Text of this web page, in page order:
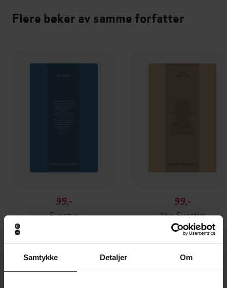
Samtykke Detaljer Om
Flere bøker av samme forfatter
99,-
Eventyr
99,-
Nye Eventyr
Regine Normann